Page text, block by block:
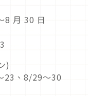
8 月 30 日
)
23、8/29～30